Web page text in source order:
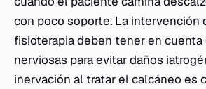
con poco soporte. La intervención
fisioterapia deben tener en
nerviosas para evitar daños
inervación al tratar el calcáneo es